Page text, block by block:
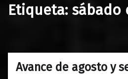
Etiqueta: sábado
Avance de agosto y
08/08/20190
Maravillas